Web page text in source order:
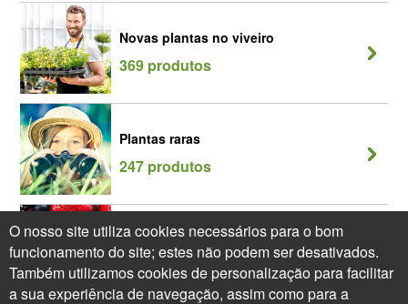
Novas plantas no viveiro
369 produtos
Plantas raras
247 produtos
Sebe Gulosa
64 produtos
O nosso site utiliza cookies necessários para o bom
funcionamento do site; estes não podem ser desativados.
Também utilizamos cookies de personalização para facilitar
a sua experiência de navegação, assim como para a